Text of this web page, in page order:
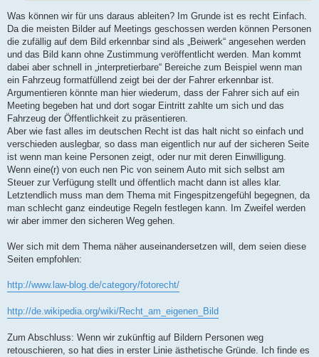
Was können wir für uns daraus ableiten? Im Grunde ist es recht Einfach.
Da die meisten Bilder auf Meetings geschossen werden können Personen
die zufällig auf dem Bild erkennbar sind als „Beiwerk“ angesehen werden
und das Bild kann ohne Zustimmung veröffentlicht werden. Man kommt
dabei aber schnell in „interpretierbare“ Bereiche zum Beispiel wenn man
ein Fahrzeug formatfüllend zeigt bei der der Fahrer erkennbar ist.
Argumentieren könnte man hier wiederum, dass der Fahrer sich auf ein
Meeting begeben hat und dort sogar Eintritt zahlte um sich und das
Fahrzeug der Öffentlichkeit zu präsentieren.
Aber wie fast alles im deutschen Recht ist das halt nicht so einfach und
verschieden auslegbar, so dass man eigentlich nur auf der sicheren Seite
ist wenn man keine Personen zeigt, oder nur mit deren Einwilligung.
Wenn eine(r) von euch nen Pic von seinem Auto mit sich selbst am
Steuer zur Verfügung stellt und öffentlich macht dann ist alles klar.
Letztendlich muss man dem Thema mit Fingespitzengefühl begegnen, da
man schlecht ganz eindeutige Regeln festlegen kann. Im Zweifel werden
wir aber immer den sicheren Weg gehen.
Wer sich mit dem Thema näher auseinandersetzen will, dem seien diese
Seiten empfohlen:
http://www.law-blog.de/category/fotorecht/
http://de.wikipedia.org/wiki/Recht_am_eigenen_Bild
Zum Abschluss: Wenn wir zukünftig auf Bildern Personen weg
retouschieren, so hat dies in erster Linie ästhetische Gründe. Ich finde es